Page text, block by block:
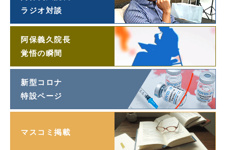
ラジオ対談
阿保義久院長
覚悟の瞬間
新型コロナ
特設ページ
マスコミ掲載